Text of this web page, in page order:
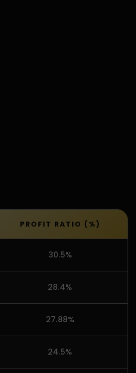
PROFIT RATIO (%)
30.5%
28.4%
27.88%
24.5%